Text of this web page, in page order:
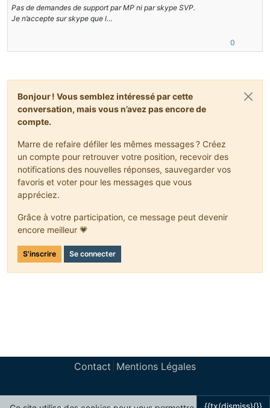
Pas de demandes de support par MP ni par skype SVP.
Je n’accepte sur skype que l…
0
Bonjour ! Vous semblez intéressé par cette
conversation, mais vous n’avez pas encore de
compte.
Marre de refaire défiler les mêmes messages ? Créez
un compte pour retrouver votre position, recevoir des
notifications des nouvelles réponses, sauvegarder vos
favoris et voter pour les messages que vous
appréciez.
Grâce à votre participation, ce message peut devenir
encore meilleur 💗
S'inscrire Se connecter
Contact Mentions Légales
{{tx(dismiss){}}